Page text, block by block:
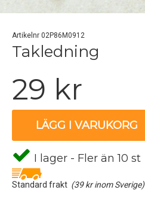
Artikelnr 02P86M0912
Takledning
29 kr
LÄGG I VARUKORG
I lager - Fler än 10 st
Standard frakt (39 kr inom Sverige)